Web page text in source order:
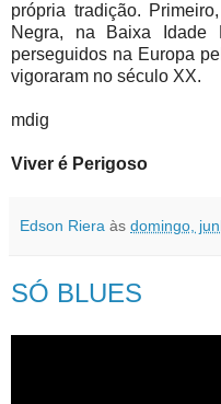
própria tradição.
Negra, na Baixa Idade
perseguidos na Europa
vigoraram no século XX.
mdig
Viver é Perigoso
Edson Riera às domingo,
SÓ BLUES